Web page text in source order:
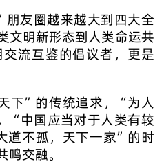
友圈越来越大到四大全
文明新形态到人类命运共
流互鉴的倡议者，更是
下”的传统追求，“为人
“中国应当对于人类有较
道不孤，天下一家”的时
交融。